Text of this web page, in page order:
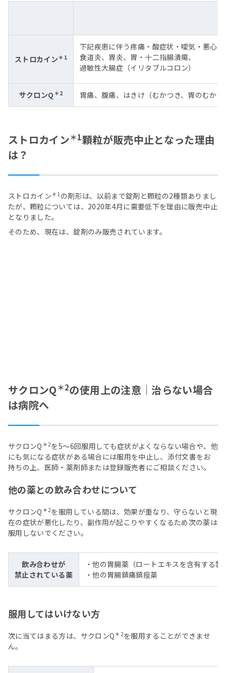
ストロカイン ＊1
下記疾患に伴う疼痛・酸症状・噯気・悪心
食道炎、胃炎、胃・十二指腸潰瘍、
過敏性大腸症（イリタブルコロン）
サクロンQ ＊2 胃痛、腹痛、はきけ（むかつき、胃のむか
ストロカイン＊1顆粒が販売中止となった理由
は？
ストロカイン ＊1 の剤形は、以前まで錠剤と顆粒の2種類ありまし
たが、顆粒については、2020年4月に需要低下を理由に販売中止
となりました。
そのため、現在は、錠剤のみ販売されています。
サクロンQ＊2の使用上の注意｜治らない場合
は病院へ
サクロンQ ＊2を5～6回服用しても症状がよくならない場合や、他
にも気になる症状がある場合には服用を中止し、添付文書をお
持ちの上、医師・薬剤師または登録販売者にご相談ください。
他の薬との飲み合わせについて
サクロンQ ＊2を服用している間は、効果が重なり、守らないと現
在の症状が悪化したり、副作用が起こりやすくなるため次の薬は
服用しないでください。
飲み合わせが
禁止されている薬
・他の胃腸薬（ロートエキスを含有する製
・他の胃腸鎮痛鎮痙薬
服用してはいけない方
次に当てはまる方は、サクロンQ ＊2を服用することができませ
ん。